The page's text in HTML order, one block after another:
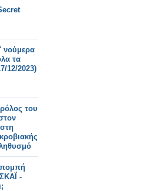
νούμερα
τα
12/2023)
του
Τι
-